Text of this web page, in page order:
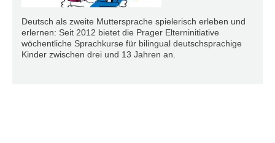
Deutsch als zweite Muttersprache spielerisch erleben und
erlernen: Seit 2012 bietet die Prager Elterninitiative
wöchentliche Sprachkurse für bilingual deutschsprachige
Kinder zwischen drei und 13 Jahren an.